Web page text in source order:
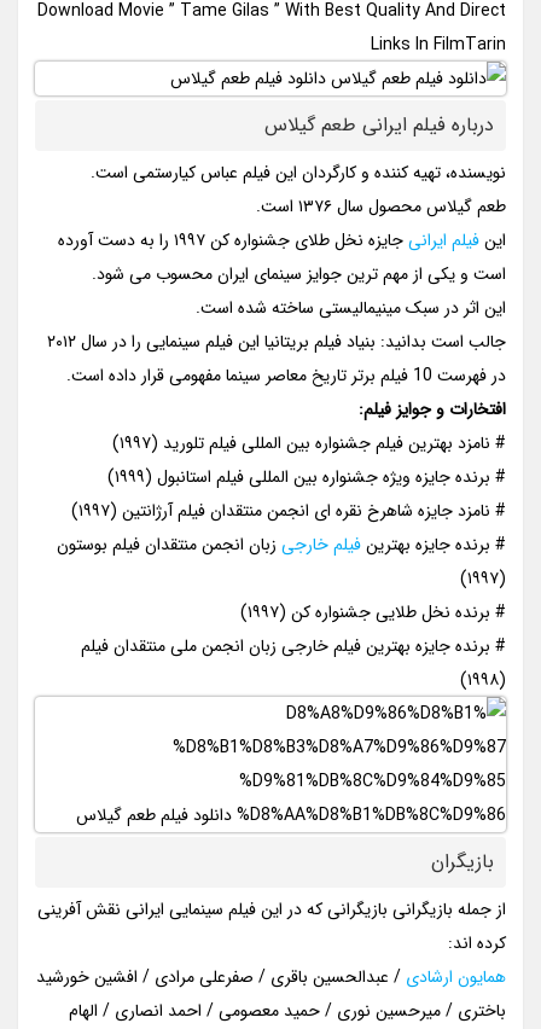
Download Movie ” Tame Gilas ” With Best Quality And Direct
Links In FilmTarin
درباره فیلم ایرانی طعم گیلاس
نویسنده، تهیه کننده و کارگردان این فیلم عباس کیارستمی است.
طعم گیلاس محصول سال ۱۳۷۶ است.
اینفیلم ایرانی
جایزه نخل طلای جشنواره کن ۱۹۹۷ را به دست آورده
است و یکی از مهم ترین جوایز سینمای ایران محسوب می شود.
این اثر در سبک مینیمالیستی ساخته شده است.
جالب است بدانید: بنیاد فیلم بریتانیا این فیلم سینمایی را در سال ۲۰۱۲
در فهرست 10 فیلم برتر تاریخ معاصر سینما مفهومی قرار داده است.
افتخارات و جوایز فیلم:
# نامزد بهترین فیلم جشنواره بین المللی فیلم تلورید (۱۹۹۷)
# برنده جایزه ویژه جشنواره بین المللی فیلم استانبول (۱۹۹۹)
# نامزد جایزه شاهرخ نقره ای انجمن منتقدان فیلم آرژانتین (۱۹۹۷)
# برنده جایزه بهترینفیلم خارجی زبان انجمن منتقدان فیلم بوستون
(۱۹۹۷)
# برنده نخل طلایی جشنواره کن (۱۹۹۷)
# برنده جایزه بهترین فیلم خارجی زبان انجمن ملی منتقدان فیلم
(۱۹۹۸)
بازیگران
از جمله بازیگرانی بازیگرانی که در این فیلم سینمایی ایرانی نقش آفرینی
کرده اند:
همایون ارشادی / عبدالحسین باقری / صفرعلی مرادی / افشین خورشید
باختری / میرحسین نوری / حمید معصومی / احمد انصاری / الهام